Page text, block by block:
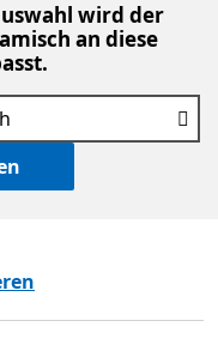
wird der
an diese